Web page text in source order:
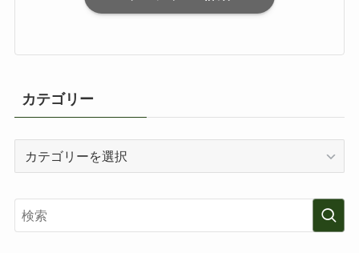
カテゴリー
リ
ー